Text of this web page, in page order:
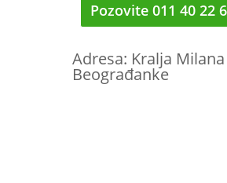
Pozovite 011 40 22
Adresa: Kralja
Beograđanke